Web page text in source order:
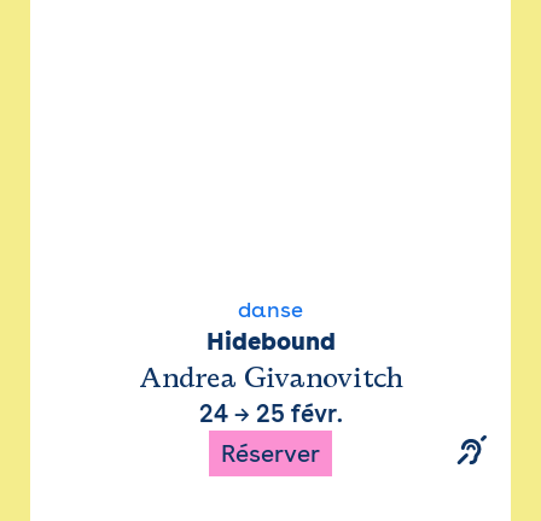
danse
Hidebound
Andrea Givanovitch
24→ 25 févr.
Réserver